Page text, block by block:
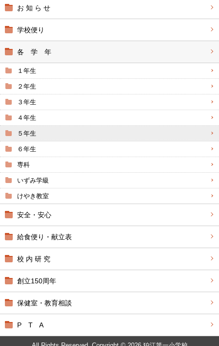
お 知 ら せ
学校便り
各 学 年
１年生
２年生
３年生
４年生
５年生
６年生
専科
いずみ学級
けやき教室
安全・安心
給食便り・献立表
校 内 研 究
創立150周年
保健室・教育相談
P T A